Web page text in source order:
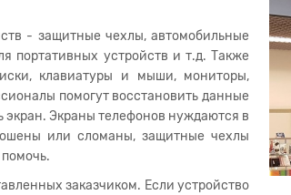
- защитные чехлы, автомобильные
портативных устройств и т.д. Также
клавиатуры и мыши, мониторы,
помогут восстановить данные
экран. Экраны телефонов нуждаются в
или сломаны, защитные чехлы
заказчиком. Если устройство